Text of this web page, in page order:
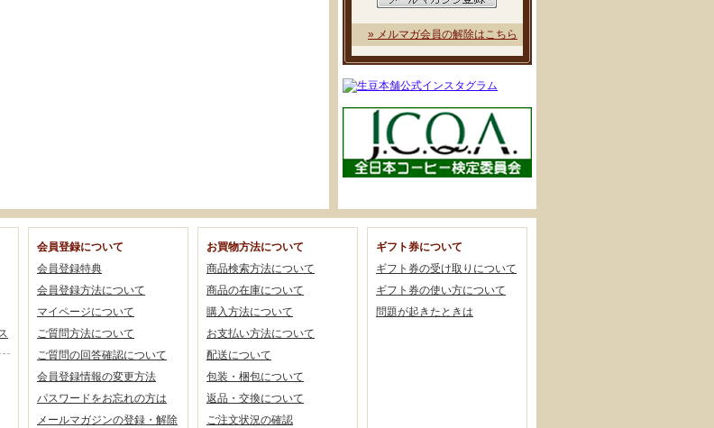
» メルマガ会員の解除はこちら
会員登録について
会員登録特典
会員登録方法について
マイページについて
ご質問方法について
ご質問の回答確認について
会員登録情報の変更方法
パスワードをお忘れの方は
メールマガジンの登録・解除
お買物方法について
商品検索方法について
商品の在庫について
購入方法について
お支払い方法について
配送について
包装・梱包について
返品・交換について
ご注文状況の確認
ギフト券について
ギフト券の受け取りについて
ギフト券の使い方について
問題が起きたときは